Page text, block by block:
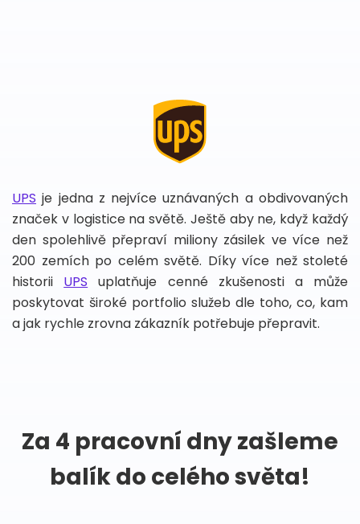
UPS je jedna z nejvíce uznávaných a obdivovaných
značek v logistice na světě. Ještě aby ne, když každý
den spolehlivě přepraví miliony zásilek ve více než
200 zemích po celém světě. Díky více než stoleté
historii UPS uplatňuje cenné zkušenosti a může
poskytovat široké portfolio služeb dle toho, co, kam
a jak rychle zrovna zákazník potřebuje přepravit.
Za 4 pracovní dny zašleme
balík do celého světa!